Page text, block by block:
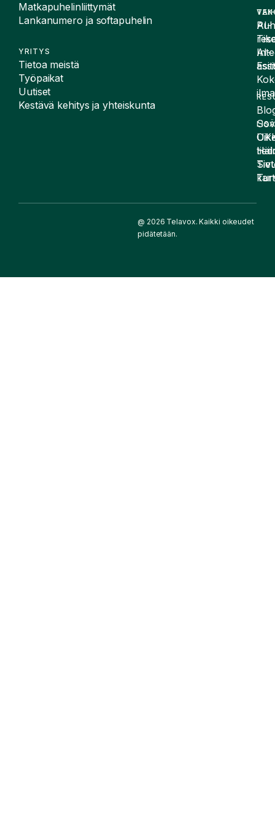
Matkapuhelinliittymät
Lankanumero ja softapuhelin
YRITYS
Tietoa meistä
Työpaikat
Uutiset
Kestävä kehitys ja yhteiskunta
AI-
AI-
@ 2026 Telavox. Kaikki oikeudet
pidätetään.